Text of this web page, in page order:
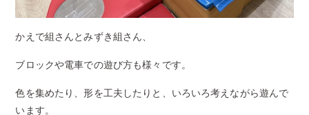
かえで組さんとみずき組さん、
ブロックや電車での遊び方も様々です。
色を集めたり、形を工夫したりと、いろいろ考えながら遊んで
います。